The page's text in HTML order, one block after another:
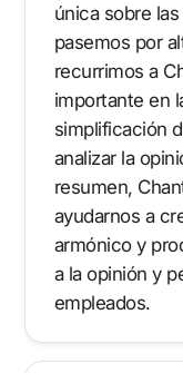
única sobre
pasemos por
recurrimos a
importante en
simplificación
analizar la
resumen,
ayudarnos a
armónico y
a la opinión y
empleados.